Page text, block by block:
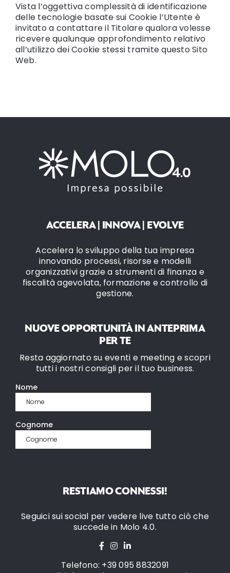
Vista l’oggettiva complessità di identificazione
delle tecnologie basate sui Cookie l’Utente è
invitato a contattare il Titolare qualora volesse
ricevere qualunque approfondimento relativo
all’utilizzo dei Cookie stessi tramite questo Sito
Web.
ACCELERA | INNOVA | EVOLVE
Accelera lo sviluppo della tua impresa
innovando processi, risorse e modelli
organizzativi grazie a strumenti di finanza e
fiscalità agevolata, formazione e controllo di
gestione.
NUOVE OPPORTUNITÀ IN ANTEPRIMA
PER TE
Resta aggiornato su eventi e meeting e scopri
tutti i nostri consigli per il tuo business.
RESTIAMO CONNESSI!
Seguici sui social per vedere live tutto ciò che
succede in Molo 4.0.
Telefono: +39 095 8832091